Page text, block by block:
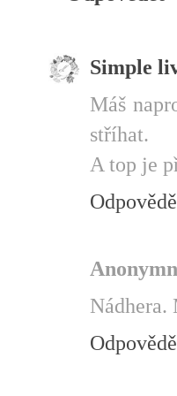
Simple
Máš
stříhat.
A top je